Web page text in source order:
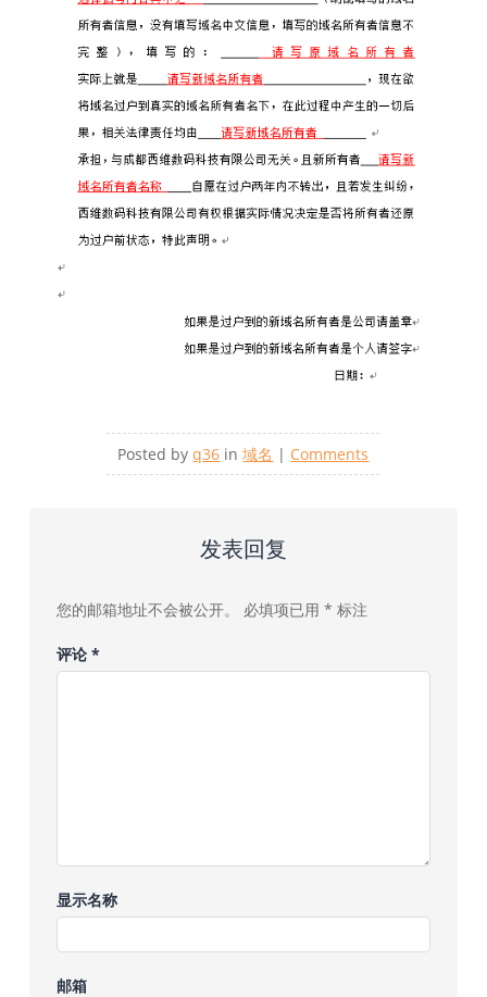
Posted byq36 in域名 | Comments
发表回复
您的邮箱地址不会被公开。 必填项已用 * 标注
评论 *
显示名称
邮箱